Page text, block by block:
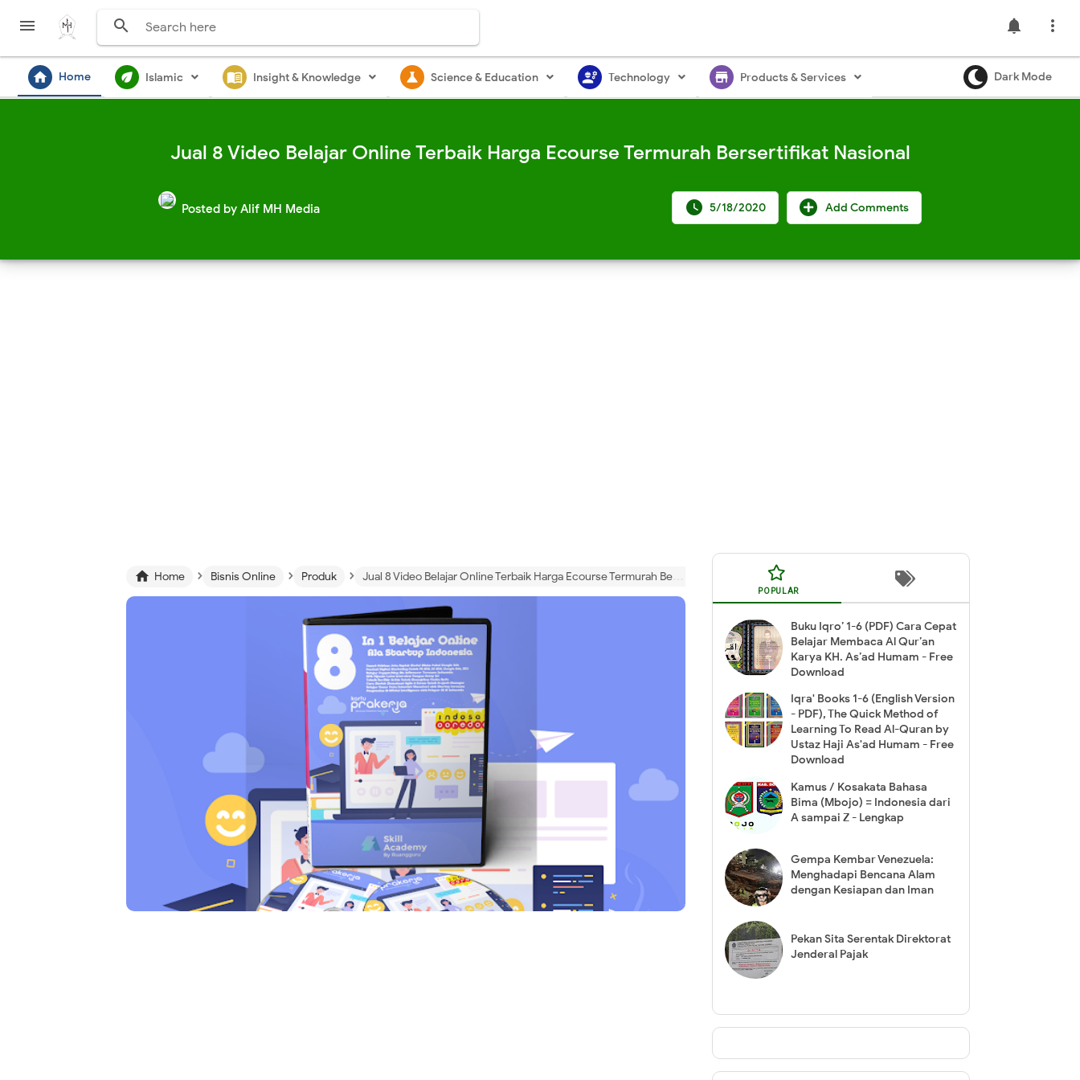
 
notifications

home Home ecodIslamic menu_book Insight & Knowledge science Science & Education engineering Technology store Products & Services Dark Mode
Jual 8 Video Belajar Online Terbaik Harga Ecourse Termurah Bersertifikat Nasional
Posted by Alif MH Media Add Comments
 5/18/2020
 Home › Bisnis Online › Produk › Jual 8 Video Belajar Online Terbaik Harga Ecourse Termurah Bersertifikat Nasional
POPULAR
Buku Iqro’ 1-6 (PDF) Cara Cepat
Belajar Membaca Al Qur’an
Karya KH. As’ad Humam - Free
Download
Iqra' Books 1-6 (English Version
- PDF), The Quick Method of
Learning To Read Al-Quran by
Ustaz Haji As'ad Humam - Free
Download
Kamus / Kosakata Bahasa
Bima (Mbojo) = Indonesia dari
A sampai Z - Lengkap
Gempa Kembar Venezuela:
Menghadapi Bencana Alam
dengan Kesiapan dan Iman
Pekan Sita Serentak Direktorat
Jenderal Pajak